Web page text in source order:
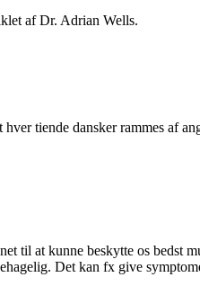
af Dr. Adrian Wells.
tiende dansker rammes af
til at kunne beskytte os bedst
Det kan fx give